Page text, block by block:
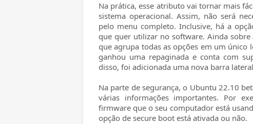
Na prática, esse atributo vai tornar mais
sistema operacional. Assim, não será
pelo menu completo. Inclusive, há a
que quer utilizar no software. Ainda
que agrupa todas as opções em um
ganhou uma repaginada e conta com
disso, foi adicionada uma nova barra
Na parte de segurança, o Ubuntu 22.10
várias informações importantes. Por
firmware que o seu computador está
opção de secure boot está ativada ou não.